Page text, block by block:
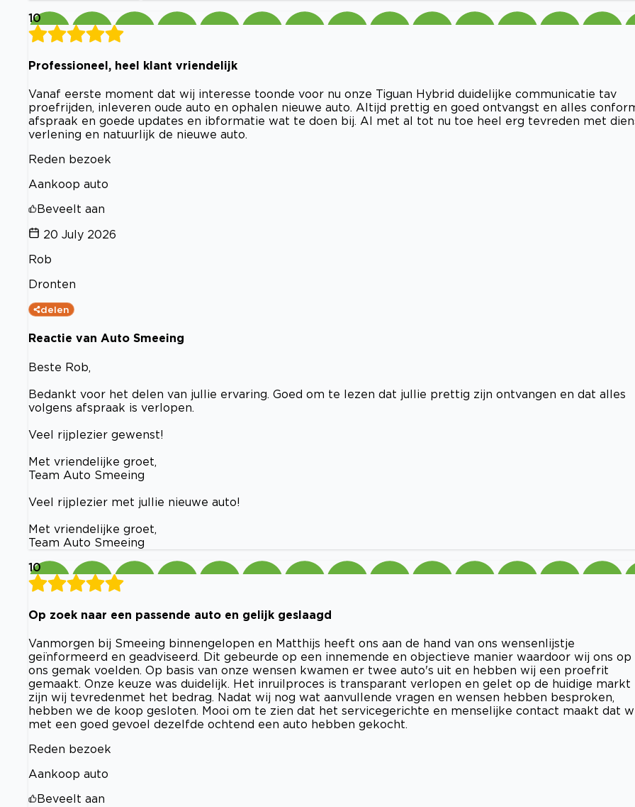
10
Professioneel, heel klant vriendelijk
Vanaf eerste moment dat wij interesse toonde voor nu onze Tiguan Hybrid duidelijke communicatie tav
proefrijden, inleveren oude auto en ophalen nieuwe auto. Altijd prettig en goed ontvangst en alles
afspraak en goede updates en ibformatie wat te doen bij. Al met al tot nu toe heel erg tevreden met
verlening en natuurlijk de nieuwe auto.
Reden bezoek
Aankoop auto
Beveelt aan
20 July 2026
Rob
Dronten
delen
Reactie van Auto Smeeing
Beste Rob,
Bedankt voor het delen van jullie ervaring. Goed om te lezen dat jullie prettig zijn ontvangen en dat alles
volgens afspraak is verlopen.
Veel rijplezier gewenst!
Met vriendelijke groet,
Team Auto Smeeing
Veel rijplezier met jullie nieuwe auto!
Met vriendelijke groet,
Team Auto Smeeing
10
Op zoek naar een passende auto en gelijk geslaagd
Vanmorgen bij Smeeing binnengelopen en Matthijs heeft ons aan de hand van ons wensenlijstje
geïnformeerd en geadviseerd. Dit gebeurde op een innemende en objectieve manier waardoor wij ons op
ons gemak voelden. Op basis van onze wensen kwamen er twee auto's uit en hebben wij een proefrit
gemaakt. Onze keuze was duidelijk. Het inruilproces is transparant verlopen en gelet op de huidige markt
zijn wij tevredenmet het bedrag. Nadat wij nog wat aanvullende vragen en wensen hebben besproken,
hebben we de koop gesloten. Mooi om te zien dat het servicegerichte en menselijke contact maakt dat
met een goed gevoel dezelfde ochtend een auto hebben gekocht.
Reden bezoek
Aankoop auto
Beveelt aan